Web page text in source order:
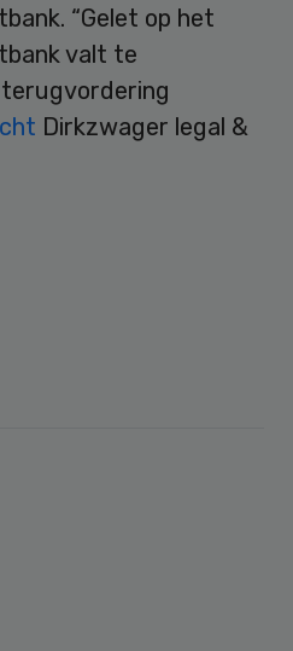
“Gelet op het
valt te
Dirkzwager legal &